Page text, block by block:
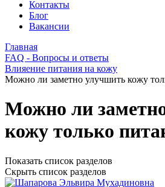
Контакты
Блог
Вакансии
Главная
FAQ - Вопросы и ответы
Влияение питания на кожу
Можно ли заметно улучшить кожу
Можно ли
кожу только
Показать список разделов
Скрыть список разделов